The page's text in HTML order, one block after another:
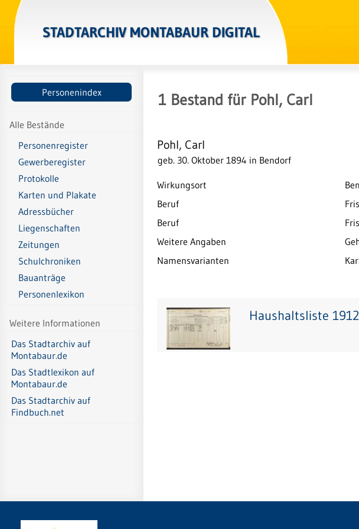
STADTARCHIV MONTABAUR DIGITAL
Personenindex
Alle Bestände
Personenregister
Gewerberegister
Protokolle
Karten und Plakate
Adressbücher
Liegenschaften
Zeitungen
Schulchroniken
Bauanträge
Personenlexikon
Weitere Informationen
Das Stadtarchiv auf
Montabaur.de
Das Stadtlexikon auf
Montabaur.de
Das Stadtarchiv auf
Findbuch.net
1 Bestand für Pohl, Carl
Pohl, Carl
geb. 30. Oktober 1894 in Bendorf
Wirkungsort
Beruf
Beruf
Weitere Angaben
Namensvarianten
Haushaltsliste